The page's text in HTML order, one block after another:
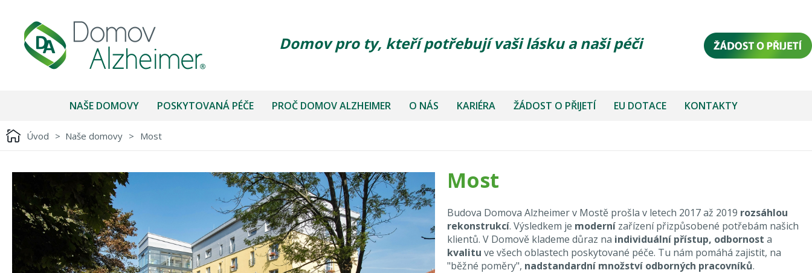
Domov pro ty, kteří potřebují vaši lásku a naši péči
NAŠE DOMOVY POSKYTOVANÁ PÉČE PROČ DOMOV ALZHEIMER O NÁS KARIÉRA ŽÁDOST O PŘIJETÍ EU DOTACE KONTAKTY
Úvod > Naše domovy > Most
Most
Budova Domova Alzheimer v Mostě prošla v letech 2017 až 2019 rozsáhlou
rekonstrukcí. Výsledkem je moderní zařízení přizpůsobené potřebám našich
klientů. V Domově klademe důraz na individuální přístup, odbornost a
kvalitu ve všech oblastech poskytované péče. Tu nám pomáhá zajistit, na
"běžné poměry", nadstandardní množství odborných pracovníků.